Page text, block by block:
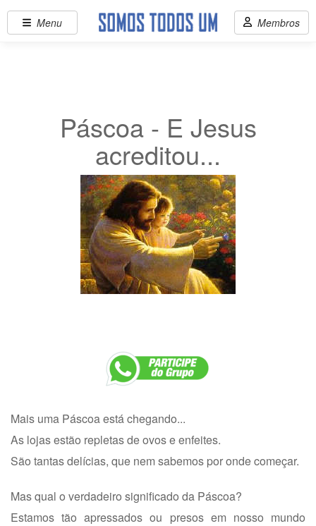
Páscoa - E Jesus
acreditou...
Mais uma Páscoa está chegando...
As lojas estão repletas de ovos e enfeites.
São tantas delícias, que nem sabemos por onde começar.
Mas qual o verdadeiro significado da Páscoa?
Estamos tão apressados ou presos em nosso mundo
Menu Membros